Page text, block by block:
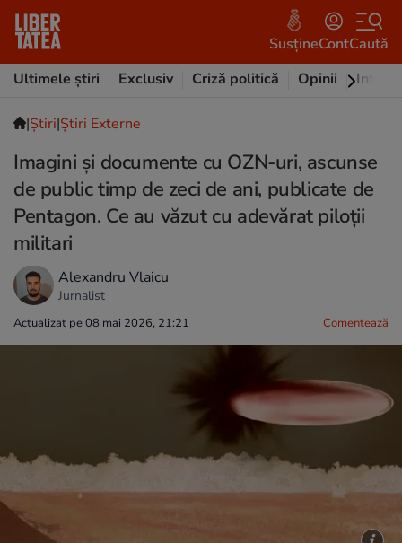
SusțineContCaută
Ultimele știri
Exclusiv Criză politică Opinii
|Ştiri|Știri Externe
Imagini și documente cu OZN-uri, ascunse
de public timp de zeci de ani, publicate de
Pentagon. Ce au văzut cu adevărat piloții
militari
Alexandru Vlaicu
Jurnalist
Actualizat pe 08 mai 2026, 21:21 Comentează